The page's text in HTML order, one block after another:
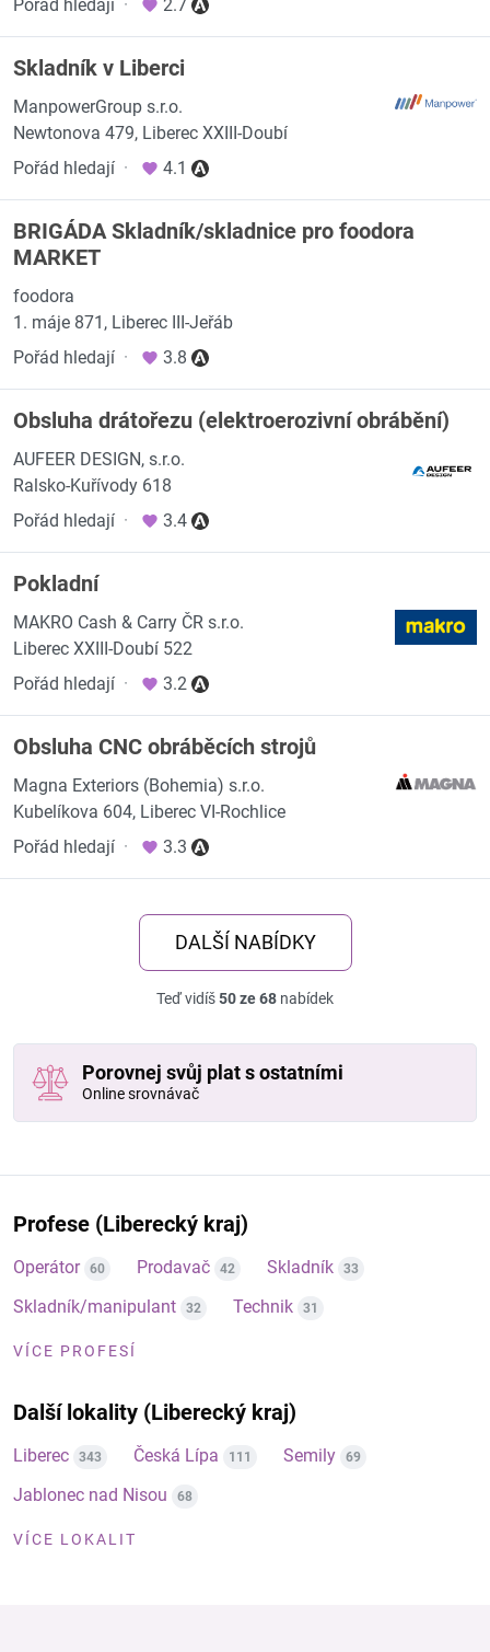
Pořád hledají · 2.7
Skladník v Liberci
ManpowerGroup s.r.o.
Newtonova 479, Liberec XXIII-Doubí
Pořád hledají · 4.1
BRIGÁDA Skladník/skladnice pro foodora
MARKET
foodora
1. máje 871, Liberec III-Jeřáb
Pořád hledají · 3.8
Obsluha drátořezu (elektroerozivní obrábění)
AUFEER DESIGN, s.r.o.
Ralsko-Kuřívody 618
Pořád hledají · 3.4
Pokladní
MAKRO Cash & Carry ČR s.r.o.
Liberec XXIII-Doubí 522
Pořád hledají · 3.2
Obsluha CNC obráběcích strojů
Magna Exteriors (Bohemia) s.r.o.
Kubelíkova 604, Liberec VI-Rochlice
Pořád hledají · 3.3
DALŠÍ NABÍDKY
Teď vidíš50 ze 68 nabídek
Porovnej svůj plat s ostatními
Online srovnávač
Profese (Liberecký kraj)
Operátor 60 Prodavač 42 Skladník 33
Skladník/manipulant 32 Technik 31
VÍCE PROFESÍ
Další lokality (Liberecký kraj)
Liberec 343 Česká Lípa 111 Semily 69
Jablonec nad Nisou 68
VÍCE LOKALIT